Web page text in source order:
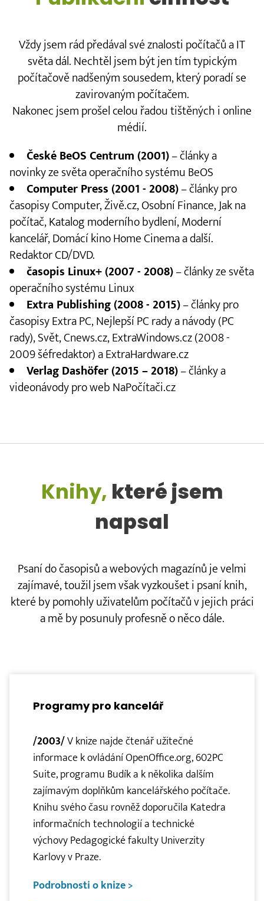
Vždy jsem rád předával své znalosti počítačů a IT
světa dál. Nechtěl jsem být jen tím typickým
počítačově nadšeným sousedem, který poradí se
zavirovaným počítačem.
Nakonec jsem prošel celou řadou tištěných i online
médií.
České BeOS Centrum (2001)– články a
novinky ze světa operačního systému BeOS
Computer Press (2001 - 2008)– články pro
časopisy Computer, Živě.cz, Osobní Finance, Jak na
počítač, Katalog moderního bydlení, Moderní
kancelář, Domácí kino Home Cinema a další.
Redaktor CD/DVD.
časopis Linux+ (2007 - 2008)– články ze světa
operačního systému Linux
Extra Publishing (2008 - 2015)– články pro
časopisy Extra PC, Nejlepší PC rady a návody (PC
rady), Svět, Cnews.cz, ExtraWindows.cz (2008 -
2009 šéfredaktor) a ExtraHardware.cz
Verlag Dashöfer (2015 – 2018)– články a
videonávody pro web NaPočítači.cz
Knihy, které jsem
napsal
Psaní do časopisů a webových magazínů je velmi
zajímavé, toužil jsem však vyzkoušet i psaní knih,
které by pomohly uživatelům počítačů v jejich práci
a mě by posunuly profesně o něco dále.
Programy pro kancelář
/2003/V knize najde čtenář užitečné
informace k ovládání OpenOffice.org, 602PC
Suite, programu Budík a k několika dalším
zajímavým doplňkům kancelářského počítače.
Knihu svého času rovněž doporučila Katedra
informačních technologií a technické
výchovy Pedagogické fakulty Univerzity
Karlovy v Praze.
Podrobnosti o knize >